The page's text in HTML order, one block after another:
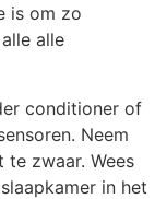
is om zo
alle
conditioner of
Neem
te zwaar. Wees
in het